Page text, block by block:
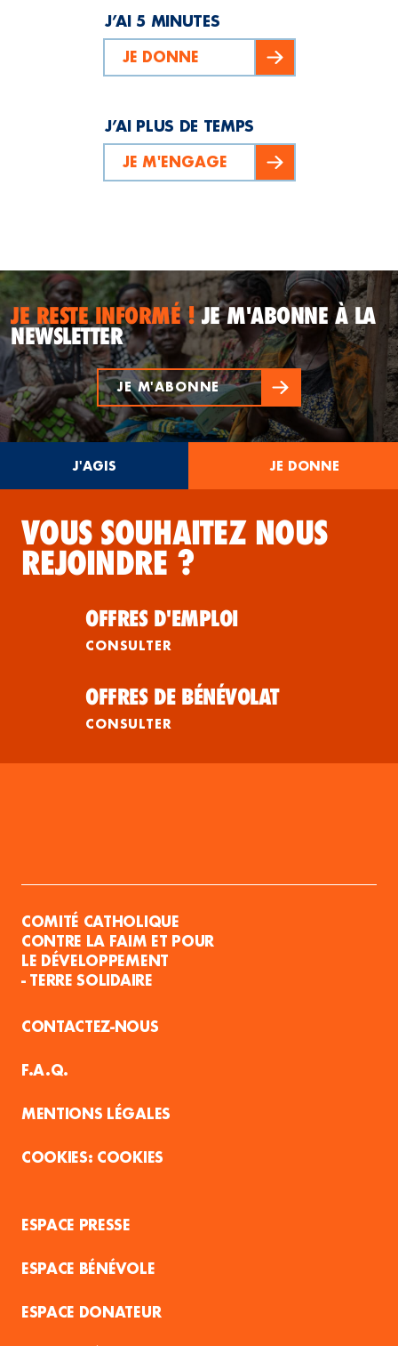
J’AI 5 MINUTES
JE DONNE
J’AI PLUS DE TEMPS
JE M'ENGAGE
JE RESTE INFORMÉ !JE M'ABONNE À LA
NEWSLETTER
JE M'ABONNE
J'AGIS JE DONNE
VOUS SOUHAITEZ NOUS
REJOINDRE ?
OFFRES D'EMPLOI
CONSULTER
OFFRES DE BÉNÉVOLAT
CONSULTER
COMITÉ CATHOLIQUE
CONTRE LA FAIM ET POUR
LE DÉVELOPPEMENT
- TERRE SOLIDAIRE
CONTACTEZ-NOUS
F.A.Q.
MENTIONS LÉGALES
COOKIES
ESPACE PRESSE
ESPACE BÉNÉVOLE
ESPACE DONATEUR